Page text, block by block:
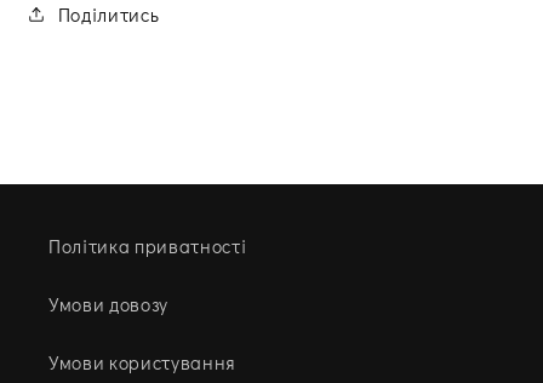
Поділитись
Політика приватності
Умови довозу
Умови користування